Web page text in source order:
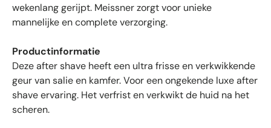
b
e
r
d
e
wekenlang gerijpt. Meissner zorgt voor unieke
mannelijke en complete verzorging.
Productinformatie
Deze after shave heeft een ultra frisse en verkwikkende
geur van salie en kamfer. Voor een ongekende luxe after
shave ervaring. Het verfrist en verkwikt de huid na het
scheren.